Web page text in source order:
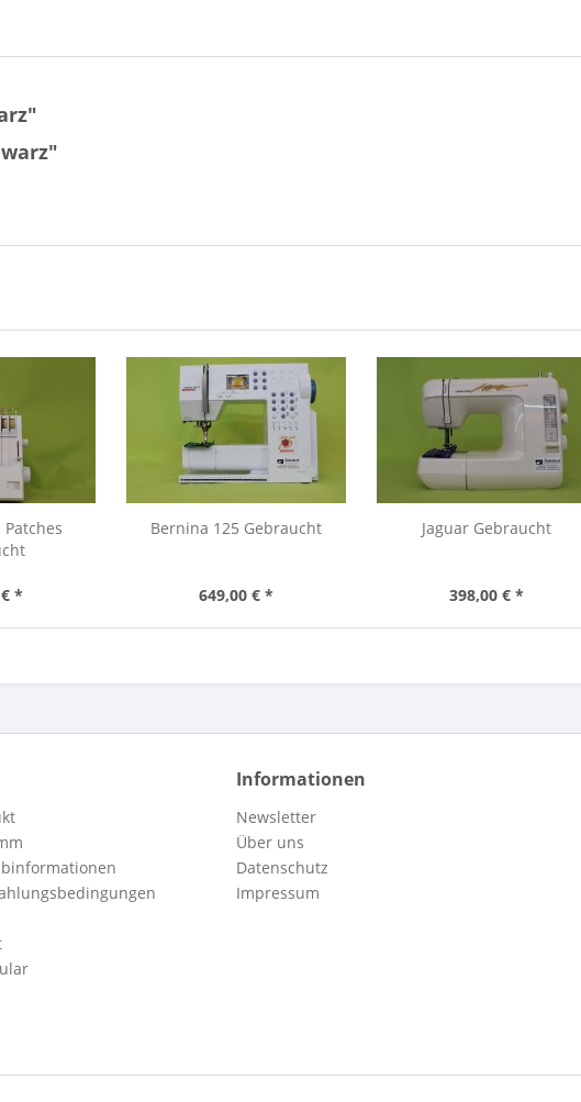
*
Bernina 125 Gebraucht
649,00 € *
Jaguar Gebraucht
398,00 € *
Informationen
Newsletter
Über uns
Datenschutz
Impressum